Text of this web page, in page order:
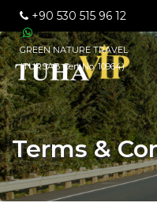
+90 530 515 96 12
GREEN NATURE TRAVEL
(TURSAB Cert No: 10964)
Terms &